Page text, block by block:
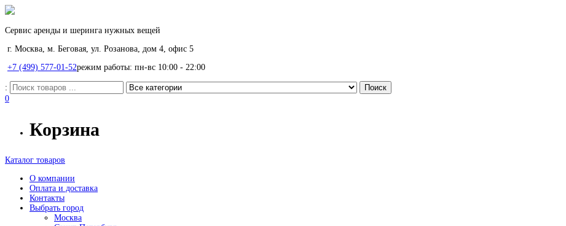
Сервис аренды и шеринга нужных вещей
г. Москва, м. Беговая, ул. Розанова, дом 4, офис 5
+7 (499) 577-01-52режим работы: пн-вс 10:00 - 22:00
:
0
Корзина
Каталог товаров
О компании
Оплата и доставка
Контакты
Выбрать город
Москва